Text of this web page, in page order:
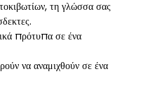
τη γλώσσα σας
πρότυπα σε ένα
να αναμιχθούν σε ένα